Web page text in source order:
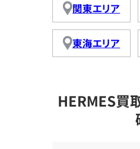
関東エリア
東海エリア
HERMES買